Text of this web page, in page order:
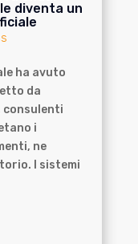
diventa un
ha avuto
da
consulenti
i
ne
I sistemi